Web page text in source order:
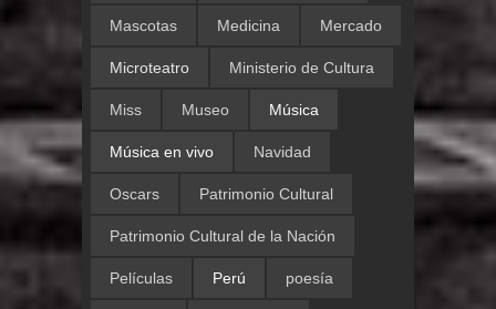
Mascotas Medicina Mercado
Microteatro Ministerio de Cultura
Miss Museo Música
Música en vivo Navidad
Oscars Patrimonio Cultural
Patrimonio Cultural de la Nación
Películas Perú poesía